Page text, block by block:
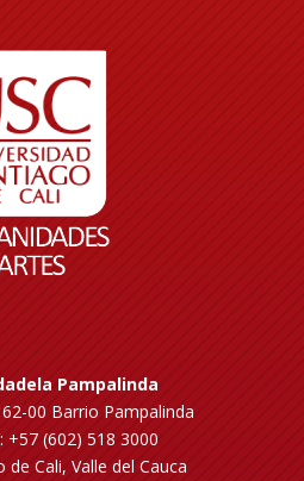
Pampalinda
00 Barrio Pampalinda
+57 (602) 518 3000
de Cali, Valle del Cauca